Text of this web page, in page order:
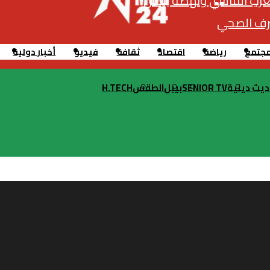
الصحي
رياضة اقتصاد ثقافة فيديو
أخبار دولية
دينيةSENIOR TVبيبلالطقسH.TECH